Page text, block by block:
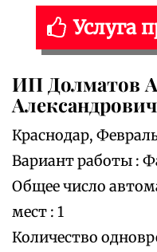
Услуга
ИП Долматов
Александрович
Краснодар,
Вариант работы :
Общее число
мест : 1
Количество